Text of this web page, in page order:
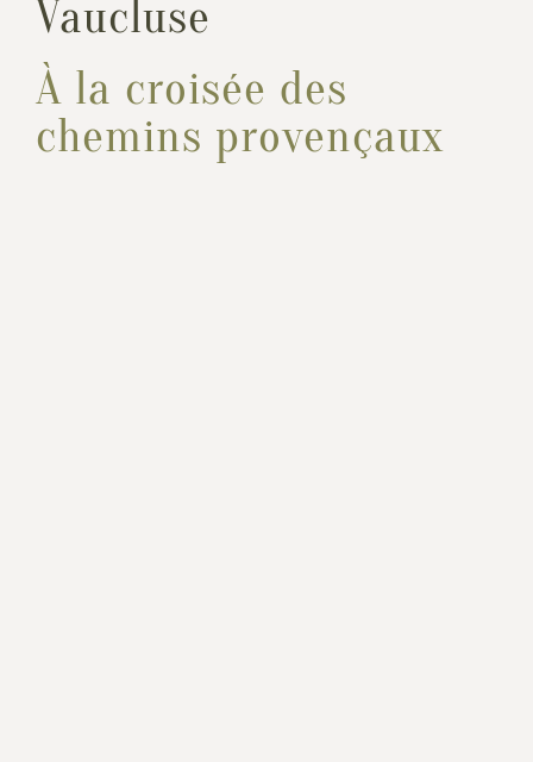
Vaucluse
À la croisée des
chemins provençaux